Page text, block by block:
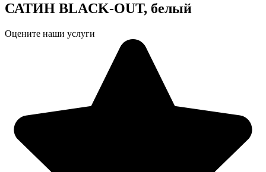
САТИН BLACK-OUT, белый
Оцените наши услуги